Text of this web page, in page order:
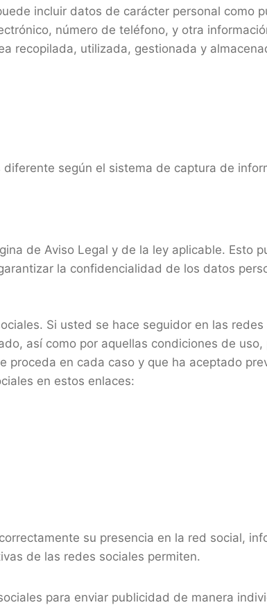
incluir datos de carácter personal como
número de teléfono, y otra
recopilada, utilizada, gestionada y
según el sistema de captura de
de Aviso Legal y de la ley aplicable. Esto
la confidencialidad de los datos
Si usted se hace seguidor en las
así como por aquellas condiciones de uso,
proceda en cada caso y que ha aceptado
en estos enlaces:
su presencia en la red social,
de las redes sociales permiten.
para enviar publicidad de manera